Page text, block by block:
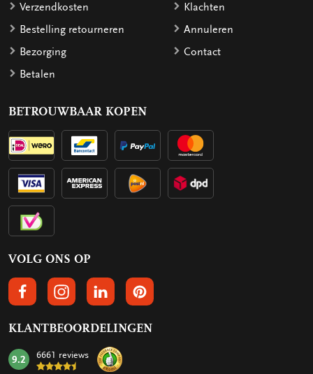
Verzendkosten
Bestelling retourneren
Bezorging
Betalen
Klachten
Annuleren
Contact
BETROUWBAAR KOPEN
VOLG ONS OP
VOLGS ONS OP FACEBOOK
VOLG ONS OP INSTAGRAM
VOLG ONS OP LINKEDIN
VOLG ONS OP PINTEREST
KLANTBEOORDELINGEN
mark:
9.2 6661 reviews